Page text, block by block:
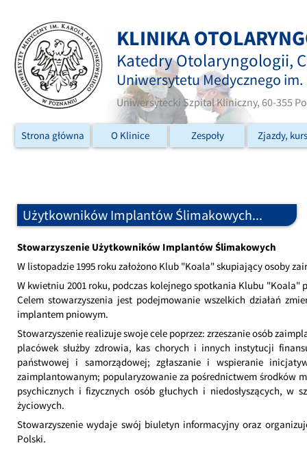
KLINIKA
Katedry Otolaryngologii,
Uniwersytetu Medycznego
Uniwersytecki Szpital Kliniczny, 60-355
Strona główna O Klinice Zespoły Zjazdy,
Użytkowników Implantów Ślimakowych...
Stowarzyszenie Użytkowników Implantów Ślimakowych
W listopadzie 1995 roku założono Klub "Koala" skupiający osoby
W kwietniu 2001 roku, podczas kolejnego spotkania Klubu
Celem stowarzyszenia jest podejmowanie wszelkich działań
implantem pniowym.
Stowarzyszenie realizuje swoje cele poprzez: zrzeszanie osób
placówek służby zdrowia, kas chorych i innych instytucji
państwowej i samorządowej; zgłaszanie i wspieranie
zaimplantowanym; popularyzowanie za pośrednictwem środków
psychicznych i fizycznych osób głuchych i niedosłyszących,
życiowych.
Stowarzyszenie wydaje swój biuletyn informacyjny oraz
Polski.